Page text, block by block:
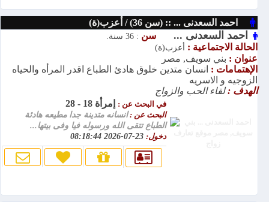
احمد السعدنى ... :: (سن 36) / أعزب(ة)
احمد السعدنى ... سن : 36 سنة.
الحالة الاجتماعية : أعزب(ة)
عنوان : بني سويف, مصر
الإهتمامات : انسان متدين خلوق هادئ الطباع اقدر المرأه والحياه
الزوجيه و الاسريه
الهدف :لقاء الحب والزواج
في البحث عن : إمرأة 18 - 28
البحث عن :انسانه متدينة جدا مطيعه هادئة
الطباع تتقى الله ورسوله فيا وفى بيتها...
دخول: